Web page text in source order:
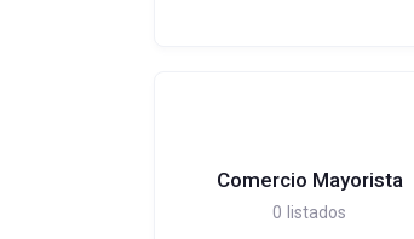
Comercio Mayorista
0 listados